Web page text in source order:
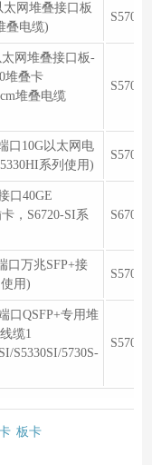
太网堆叠接口板
叠电缆)
S5700
太网堆叠接口板-
堆叠卡
堆叠电缆
S5700
口10G以太网电
系列使用)
S5700/
口40GE
，S6720-SI系
S6700
口万兆SFP+接
用)
S5700
口QSFP+专用堆
缆1
S5330SI/5730S-
S5700
板卡